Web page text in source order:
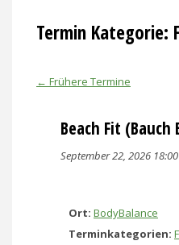
Termin Kategorie:
← Frühere Termine
Beach Fit (Bauch
September 22, 2026 18:00
Ort: BodyBalance
Terminkategorien: